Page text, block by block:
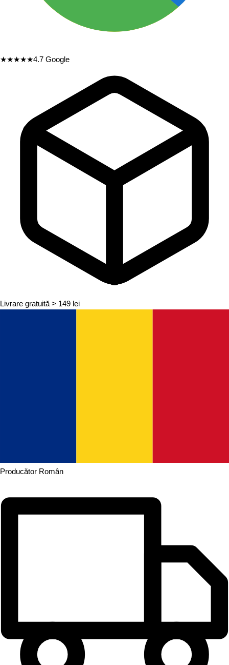
★★★★★4.7 Google
Livrare gratuită > 149 lei
Producător Român